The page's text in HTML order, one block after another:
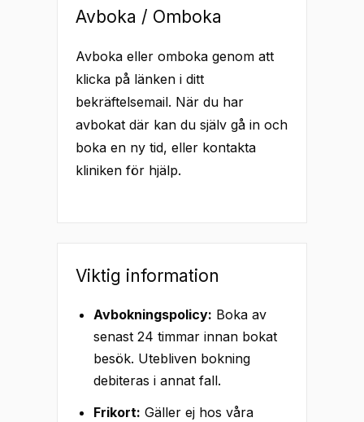
Avboka / Omboka
Avboka eller omboka genom att
klicka på länken i ditt
bekräftelsemail. När du har
avbokat där kan du själv gå in och
boka en ny tid, eller kontakta
kliniken för hjälp.
Viktig information
Avbokningspolicy: Boka av
senast 24 timmar innan bokat
besök. Utebliven bokning
debiteras i annat fall.
Frikort: Gäller ej hos våra